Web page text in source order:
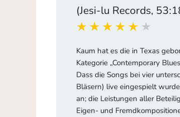
(Jesi-lu Records,
Kaum hat es die in Texas
Kategorie „Contemporary
Dass die Songs bei vier
Bläsern) live eingespielt
an; die Leistungen aller
Eigen- und